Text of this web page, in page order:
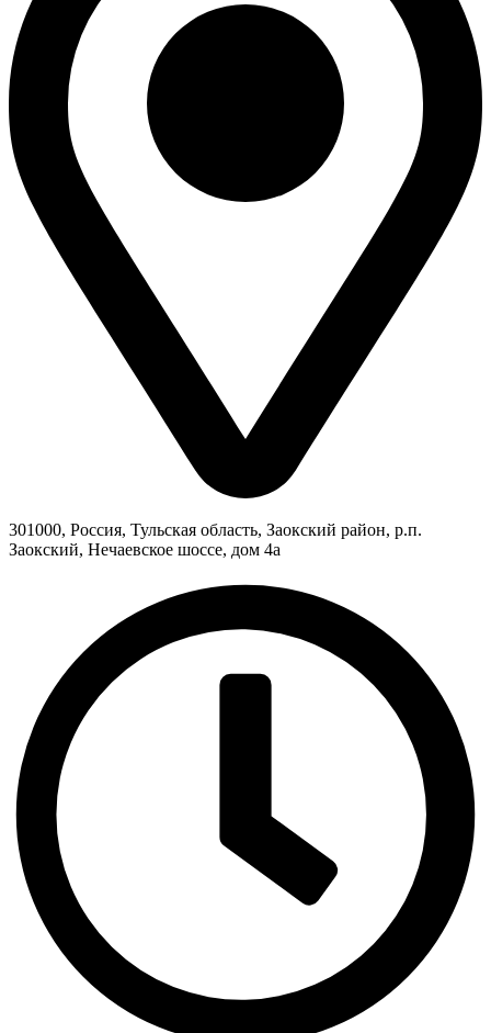
301000, Россия, Тульская область, Заокский район, р.п.
Заокский, Нечаевское шоссе, дом 4а